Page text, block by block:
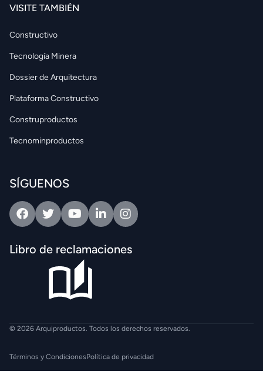
VISITE TAMBIÉN
Constructivo
Tecnología Minera
Dossier de Arquitectura
Plataforma Constructivo
Construproductos
Tecnominproductos
SÍGUENOS
FacebookTwitterYoutubeLinkedinIntagram
Libro de reclamaciones
© 2026 Arquiproductos. Todos los derechos reservados.
Términos y CondicionesPolítica de privacidad